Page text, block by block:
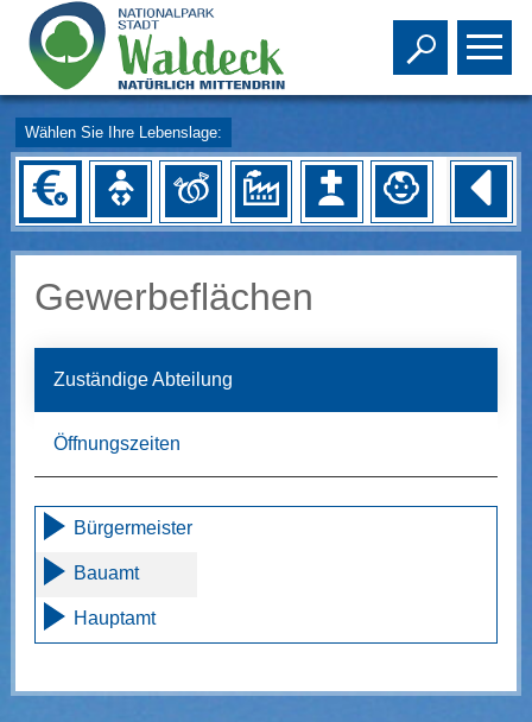
Toggle
Wählen Sie Ihre Lebenslage:
Gewerbeflächen
Zuständige Abteilung
Öffnungszeiten
Bürgermeister
Bauamt
Hauptamt